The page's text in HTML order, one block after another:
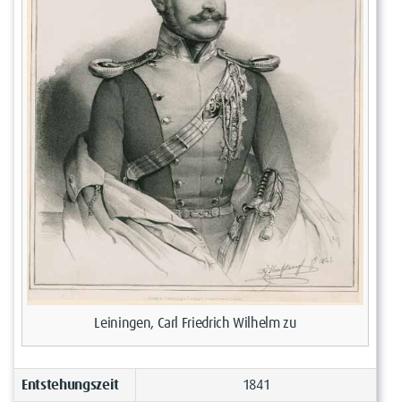
Leiningen, Carl Friedrich Wilhelm zu
Entstehungszeit 1841